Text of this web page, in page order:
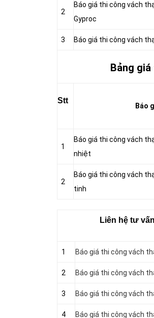
2
Báo giá thi công vách
Gyproc
3 Báo giá thi công vách
Bảng
Stt
Báo
1
Báo giá thi công vách
nhiệt
2
Báo giá thi công vách
tinh
Liên hệ tư
1 Báo giá thi công vách
2 Báo giá thi công vách
3 Báo giá thi công vách
4 Báo giá thi công vách